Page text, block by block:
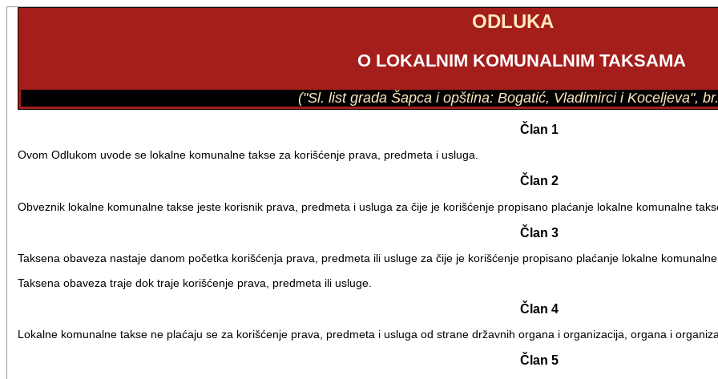
ODLUKA
O LOKALNIM KOMUNALNIM TAKSAMA
("Sl. list grada Šapca i opština: Bogatić, Vladimirci i Koceljeva",
Član 1
Ovom Odlukom uvode se lokalne komunalne takse za korišćenje prava, predmeta i usluga.
Član 2
Obveznik lokalne komunalne takse jeste korisnik prava, predmeta i usluga za čije je korišćenje propisano plaćanje lokalne komunalne
Član 3
Taksena obaveza nastaje danom početka korišćenja prava, predmeta ili usluge za čije je korišćenje propisano plaćanje lokalne komunalne
Taksena obaveza traje dok traje korišćenje prava, predmeta ili usluge.
Član 4
Lokalne komunalne takse ne plaćaju se za korišćenje prava, predmeta i usluga od strane državnih organa i organizacija, organa i
Član 5